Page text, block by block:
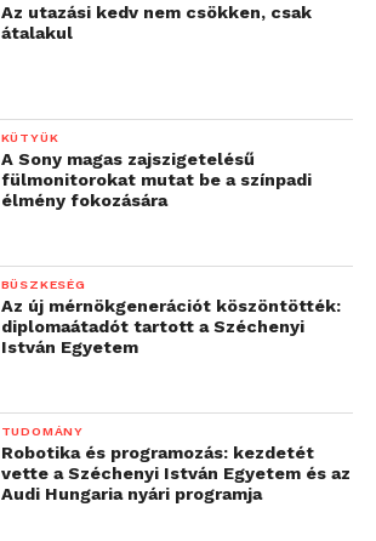
Az utazási kedv nem csökken, csak
átalakul
KÜTYÜK
A Sony magas zajszigetelésű
fülmonitorokat mutat be a színpadi
élmény fokozására
BÜSZKESÉG
Az új mérnökgenerációt köszöntötték:
diplomaátadót tartott a Széchenyi
István Egyetem
TUDOMÁNY
Robotika és programozás: kezdetét
vette a Széchenyi István Egyetem és az
Audi Hungaria nyári programja